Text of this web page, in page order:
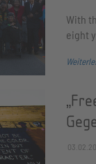
With
eight